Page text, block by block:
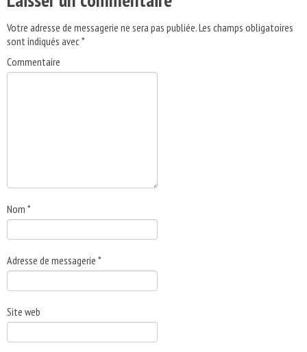
Votre adresse de messagerie ne sera pas publiée.Les champs obligatoires
sont indiqués avec*
Commentaire
Nom *
Adresse de messagerie *
Site web